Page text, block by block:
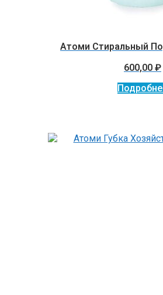
Атоми Стиральный
600,00 ₽